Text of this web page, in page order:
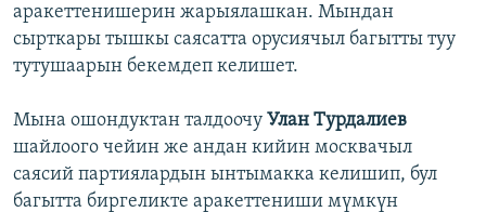
аракеттенишерин жарыялашкан. Мындан
сырткары тышкы саясатта орусиячыл багытты туу
тутушаарын бекемдеп келишет.
Мына ошондуктан талдоочу Улан Турдалиев
шайлоого чейин же андан кийин москвачыл
саясий партиялардын ынтымакка келишип, бул
багытта биргеликте аракеттениши мүмкүн